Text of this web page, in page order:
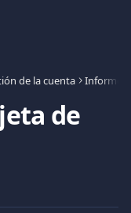
de la cuenta Informes
de